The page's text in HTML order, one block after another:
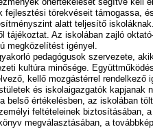
fejlesztési törekvéseit támogassa,
alatt teljesítő
tájékoztat. Az iskolában zajló
megközelítést igényel.
pedagógusok szervezete,
kultúra minősége.
kellő mozgástérrel rendelkező
és iskolaigazgatók kapjanak
belső értékelésben, az iskolában
feltételeinek biztosításában,
megválasztásában, a